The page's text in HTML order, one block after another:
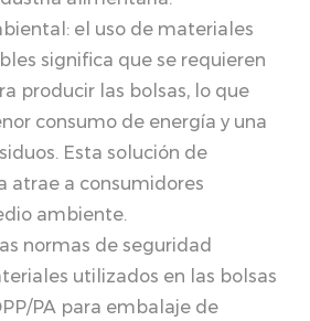
el uso de materiales
significa que se requieren
producir las bolsas, lo que
consumo de energía y una
Esta solución de
atrae a consumidores
ambiente.
normas de seguridad
utilizados en las bolsas
PA para embalaje de